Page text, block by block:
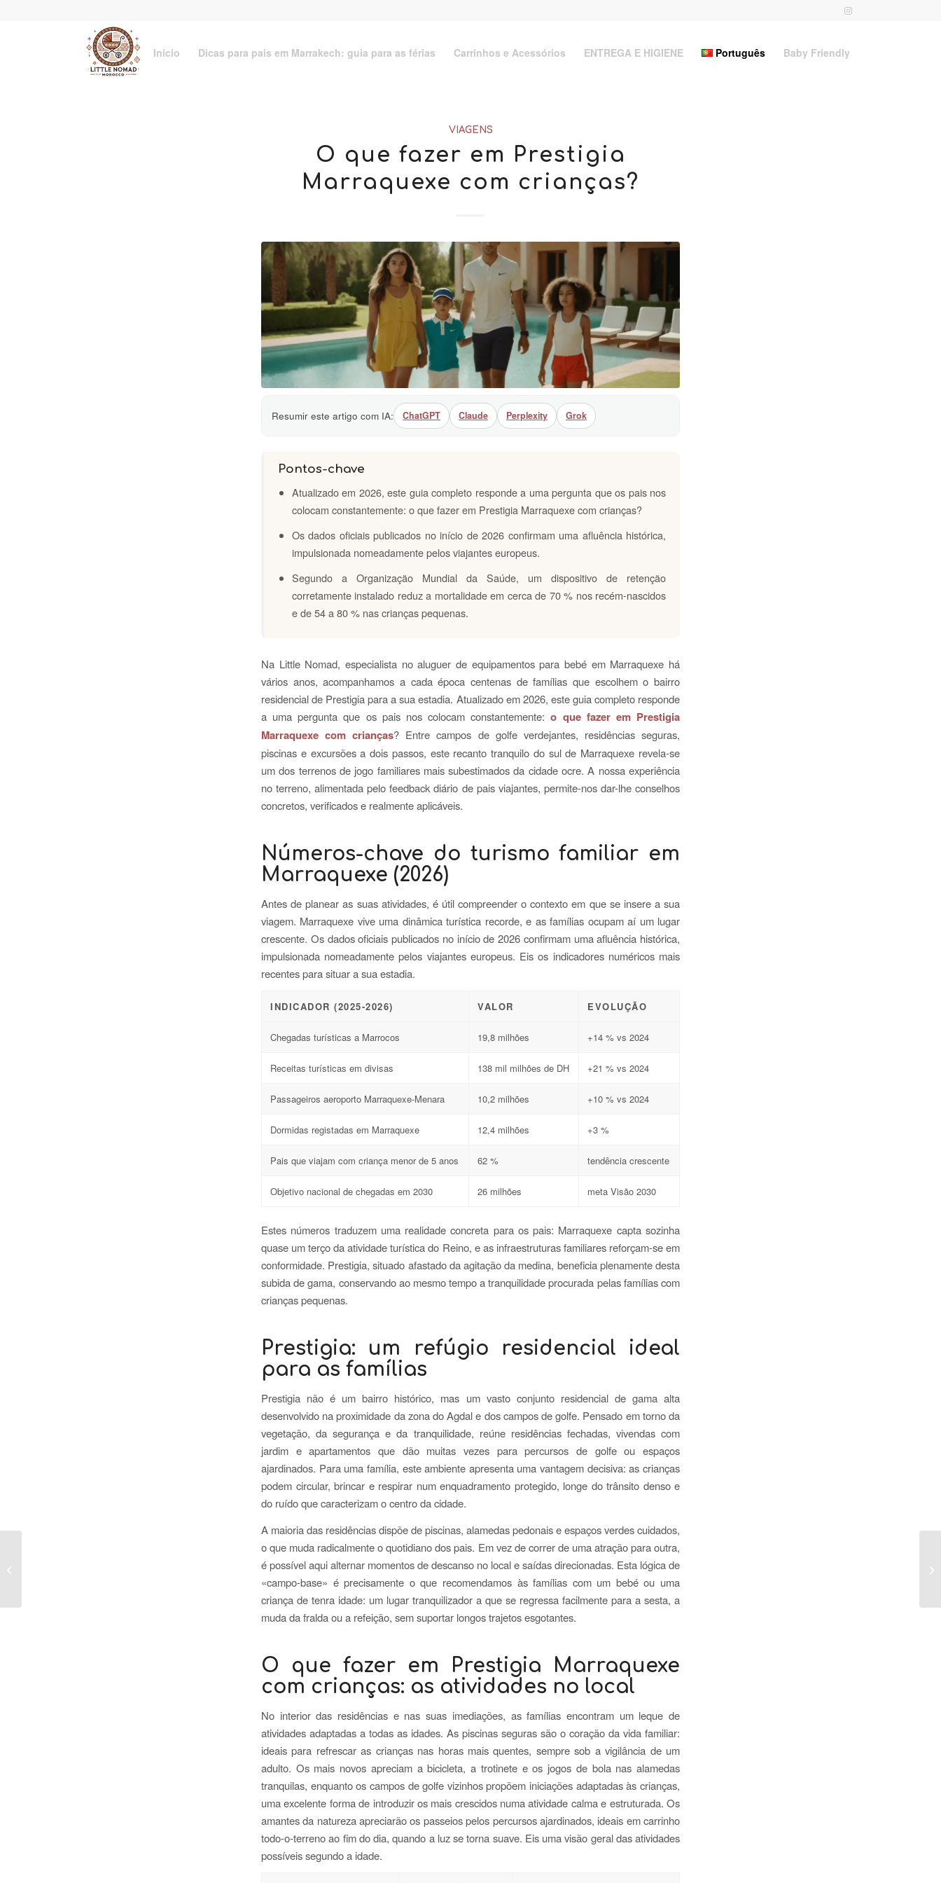
Início Dicas para pais em Marrakech: guia para as férias Carrinhos e Acessórios ENTREGA E HIGIENE Português Baby Friendly
VIAGENS
O que fazer em Prestigia
Marraquexe com crianças?
Resumir este artigo com IA: ChatGPT Claude Perplexity Grok
Pontos-chave
Atualizado em 2026, este guia completo responde a uma pergunta que os pais nos
colocam constantemente: o que fazer em Prestigia Marraquexe com crianças?
Os dados oficiais publicados no início de 2026 confirmam uma afluência histórica,
impulsionada nomeadamente pelos viajantes europeus.
Segundo a Organização Mundial da Saúde, um dispositivo de retenção
corretamente instalado reduz a mortalidade em cerca de 70 % nos recém-nascidos
e de 54 a 80 % nas crianças pequenas.
Na Little Nomad, especialista no aluguer de equipamentos para bebé em Marraquexe há
vários anos, acompanhamos a cada época centenas de famílias que escolhem o bairro
residencial de Prestigia para a sua estadia. Atualizado em 2026, este guia completo responde
a uma pergunta que os pais nos colocam constantemente:o que fazer em Prestigia
Marraquexe com crianças? Entre campos de golfe verdejantes, residências seguras,
piscinas e excursões a dois passos, este recanto tranquilo do sul de Marraquexe revela-se
um dos terrenos de jogo familiares mais subestimados da cidade ocre. A nossa experiência
no terreno, alimentada pelo feedback diário de pais viajantes, permite-nos dar-lhe conselhos
concretos, verificados e realmente aplicáveis.
Números-chave do turismo familiar em
Marraquexe (2026)
Antes de planear as suas atividades, é útil compreender o contexto em que se insere a sua
viagem. Marraquexe vive uma dinâmica turística recorde, e as famílias ocupam aí um lugar
crescente. Os dados oficiais publicados no início de 2026 confirmam uma afluência histórica,
impulsionada nomeadamente pelos viajantes europeus. Eis os indicadores numéricos mais
recentes para situar a sua estadia.
INDICADOR (2025-2026) VALOR EVOLUÇÃO
Chegadas turísticas a Marrocos 19,8 milhões +14 % vs 2024
Receitas turísticas em divisas 138 mil milhões de DH +21 % vs 2024
Passageiros aeroporto Marraquexe-Menara 10,2 milhões +10 % vs 2024
Dormidas registadas em Marraquexe 12,4 milhões +3 %
Pais que viajam com criança menor de 5 anos 62 % tendência crescente
Objetivo nacional de chegadas em 2030 26 milhões meta Visão 2030
Estes números traduzem uma realidade concreta para os pais: Marraquexe capta sozinha
quase um terço da atividade turística do Reino, e as infraestruturas familiares reforçam-se em
conformidade. Prestigia, situado afastado da agitação da medina, beneficia plenamente desta
subida de gama, conservando ao mesmo tempo a tranquilidade procurada pelas famílias com
crianças pequenas.
Prestigia: um refúgio residencial ideal
para as famílias
Prestigia não é um bairro histórico, mas um vasto conjunto residencial de gama alta
desenvolvido na proximidade da zona do Agdal e dos campos de golfe. Pensado em torno da
vegetação, da segurança e da tranquilidade, reúne residências fechadas, vivendas com
jardim e apartamentos que dão muitas vezes para percursos de golfe ou espaços
ajardinados. Para uma família, este ambiente apresenta uma vantagem decisiva: as crianças
podem circular, brincar e respirar num enquadramento protegido, longe do trânsito denso e
do ruído que caracterizam o centro da cidade.
A maioria das residências dispõe de piscinas, alamedas pedonais e espaços verdes cuidados,
o que muda radicalmente o quotidiano dos pais. Em vez de correr de uma atração para outra,
é possível aqui alternar momentos de descanso no local e saídas direcionadas. Esta lógica de
«campo-base» é precisamente o que recomendamos às famílias com um bebé ou uma
criança de tenra idade: um lugar tranquilizador a que se regressa facilmente para a sesta, a
muda da fralda ou a refeição, sem suportar longos trajetos esgotantes.
O que fazer em Prestigia Marraquexe
com crianças: as atividades no local
No interior das residências e nas suas imediações, as famílias encontram um leque de
atividades adaptadas a todas as idades. As piscinas seguras são o coração da vida familiar:
ideais para refrescar as crianças nas horas mais quentes, sempre sob a vigilância de um
adulto. Os mais novos apreciam a bicicleta, a trotinete e os jogos de bola nas alamedas
tranquilas, enquanto os campos de golfe vizinhos propõem iniciações adaptadas às crianças,
uma excelente forma de introduzir os mais crescidos numa atividade calma e estruturada. Os
amantes da natureza apreciarão os passeios pelos percursos ajardinados, ideais em carrinho
todo-o-terreno ao fim do dia, quando a luz se torna suave. Eis uma visão geral das atividades
possíveis segundo a idade.